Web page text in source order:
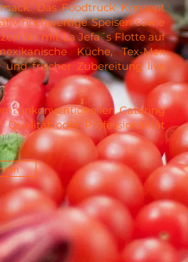
Das Foodtruck Konzept
hochwertige Speisen sowie
Sie mit La Jefa´s Flotte auf
Küche, Tex-Mex
und frischer Zubereitung live
unkonventionellen Catering
oder Professionalität